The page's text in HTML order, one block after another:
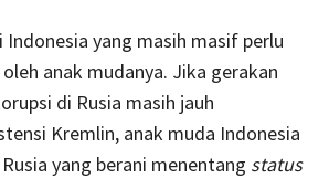
Indonesia yang masih masif perlu
anak mudanya. Jika gerakan
di Rusia masih jauh
Kremlin, anak muda Indonesia
yang berani menentang status